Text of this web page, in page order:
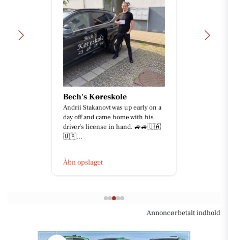
Bech's Køreskole
Andrii Stakanovt was up early on a
day off and came home with his
driver’s license in hand. 🚙🚙🇺🇦
🇺🇦...
Åbn opslaget
Annoncørbetalt indhold